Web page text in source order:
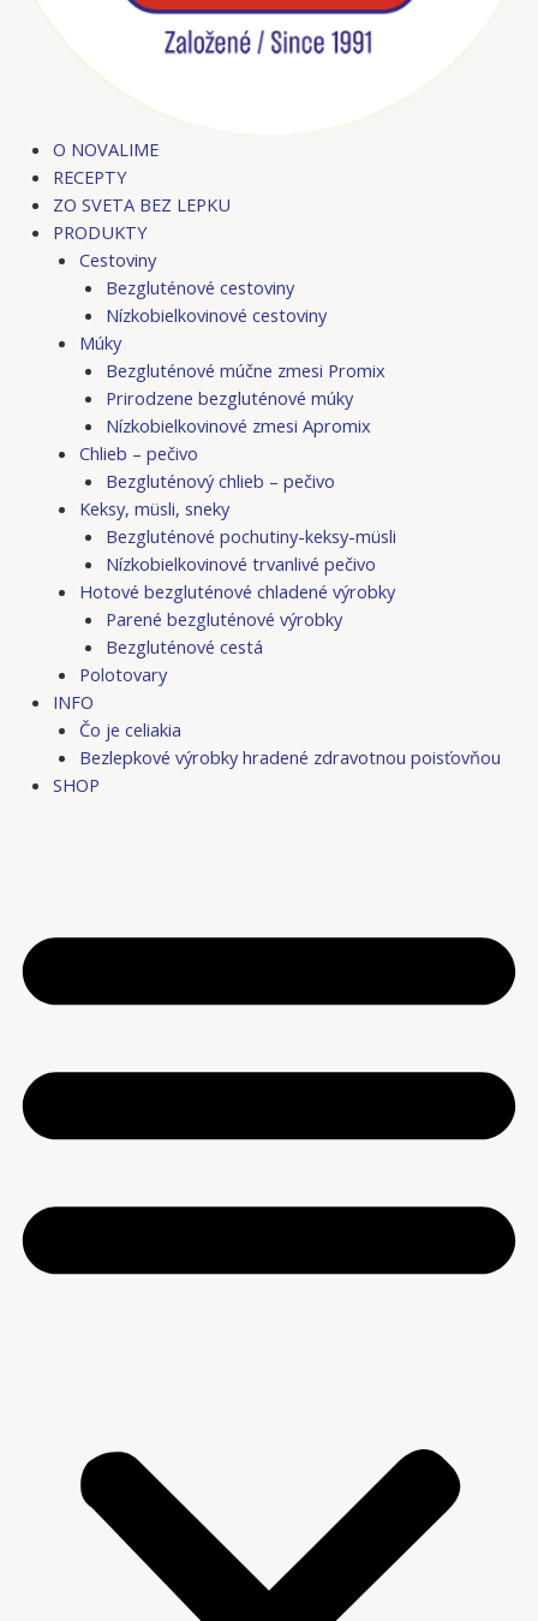
O NOVALIME
RECEPTY
ZO SVETA BEZ LEPKU
PRODUKTY
Cestoviny
Bezgluténové cestoviny
Nízkobielkovinové cestoviny
Múky
Bezgluténové múčne zmesi Promix
Prirodzene bezgluténové múky
Nízkobielkovinové zmesi Apromix
Chlieb – pečivo
Bezgluténový chlieb – pečivo
Keksy, müsli, sneky
Bezgluténové pochutiny-keksy-müsli
Nízkobielkovinové trvanlivé pečivo
Hotové bezgluténové chladené výrobky
Parené bezgluténové výrobky
Bezgluténové cestá
Polotovary
INFO
Čo je celiakia
Bezlepkové výrobky hradené zdravotnou poisťovňou
SHOP